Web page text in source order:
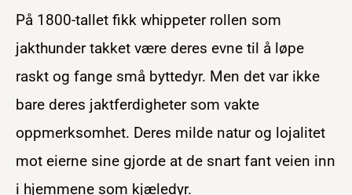
På 1800-tallet fikk whippeter rollen som
jakthunder takket være deres evne til å løpe
raskt og fange små byttedyr. Men det var ikke
bare deres jaktferdigheter som vakte
oppmerksomhet. Deres milde natur og lojalitet
mot eierne sine gjorde at de snart fant veien inn
i hjemmene som kjæledyr.